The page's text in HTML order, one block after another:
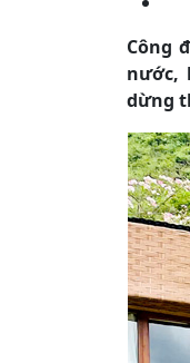
Công
nước,
dừng